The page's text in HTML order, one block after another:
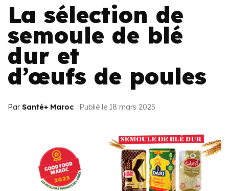
La sélection de
semoule de blé
dur et
d’œufs de poules
Par Santé+ Maroc Publié le 18 mars 2025